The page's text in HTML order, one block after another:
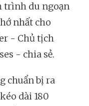
trình du ngoạn
nhất cho
- Chủ tịch
- chia sẻ.
chuẩn bị ra
dài 180